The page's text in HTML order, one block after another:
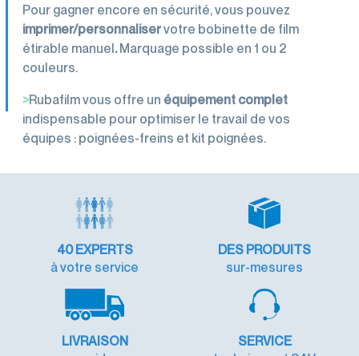
Pour gagner encore en sécurité, vous pouvez
imprimer/personnaliservotre bobinette de film
étirable manuel.Marquage possible en 1 ou 2
couleurs.
>Rubafilm vous offre un équipement complet
indispensable pour optimiser le travail de vos
équipes : poignées-freins et kit poignées.
40 EXPERTS
à votre service
DES PRODUITS
sur-mesures
LIVRAISON
SERVICE